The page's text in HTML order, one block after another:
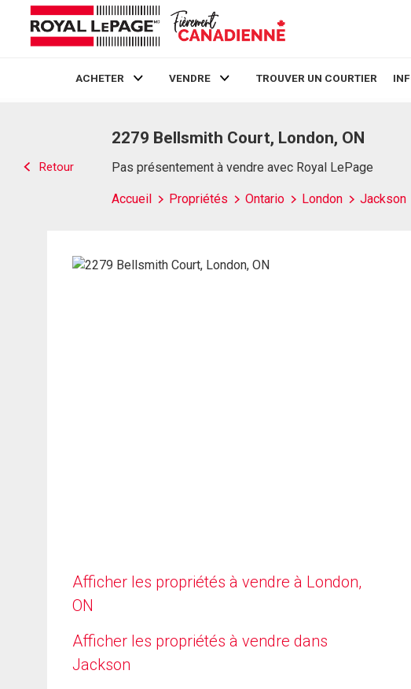
ACHETER VENDRE TROUVER UN COURTIER
Retour
2279 Bellsmith Court, London, ON
Pas présentement à vendre avec Royal LePage
Accueil Propriétés Ontario London Jackson
Afficher les propriétés à vendre à London,
ON
Afficher les propriétés à vendre dans
Jackson